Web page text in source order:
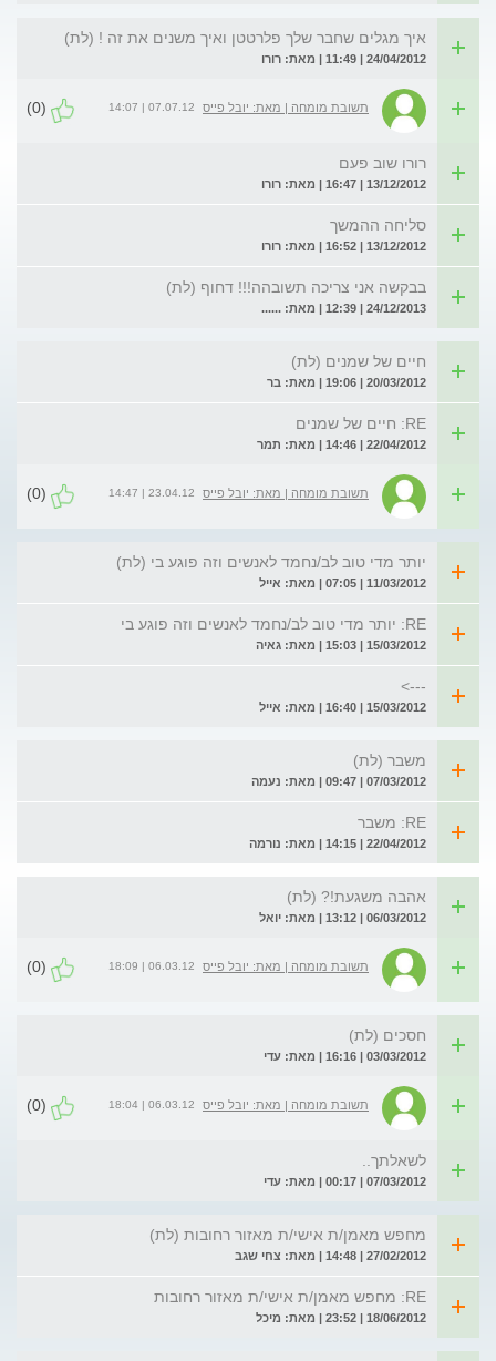
איך מגלים שחבר שלך פלרטטן ואיך משנים את זה ! (לת)
24/04/2012 | 11:49 | מאת: רורו
תשובת מומחה | מאת: יובל פייס 07.07.12 | 14:07
(0)
רורו שוב פעם
13/12/2012 | 16:47 | מאת: רורו
סליחה ההמשך
13/12/2012 | 16:52 | מאת: רורו
בבקשה אני צריכה תשובהה!!! דחוף (לת)
24/12/2013 | 12:39 | מאת: ......
חיים של שמנים (לת)
20/03/2012 | 19:06 | מאת: בר
RE: חיים של שמנים
22/04/2012 | 14:46 | מאת: תמר
תשובת מומחה | מאת: יובל פייס 23.04.12 | 14:47
(0)
יותר מדי טוב לב/נחמד לאנשים וזה פוגע בי (לת)
11/03/2012 | 07:05 | מאת: אייל
RE: יותר מדי טוב לב/נחמד לאנשים וזה פוגע בי
15/03/2012 | 15:03 | מאת: גאיה
--->
15/03/2012 | 16:40 | מאת: אייל
משבר (לת)
07/03/2012 | 09:47 | מאת: נעמה
RE: משבר
22/04/2012 | 14:15 | מאת: נורמה
אהבה משגעת!? (לת)
06/03/2012 | 13:12 | מאת: יואל
תשובת מומחה | מאת: יובל פייס 06.03.12 | 18:09
(0)
חסכים (לת)
03/03/2012 | 16:16 | מאת: עדי
תשובת מומחה | מאת: יובל פייס 06.03.12 | 18:04
(0)
לשאלתך..
07/03/2012 | 00:17 | מאת: עדי
מחפש מאמן/ת אישי/ת מאזור רחובות (לת)
27/02/2012 | 14:48 | מאת: צחי שגב
RE: מחפש מאמן/ת אישי/ת מאזור רחובות
18/06/2012 | 23:52 | מאת: מיכל